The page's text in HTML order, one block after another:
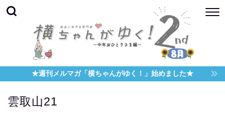
★週刊メルマガ「横ちゃんがゆく！」始めました★
雲取山21